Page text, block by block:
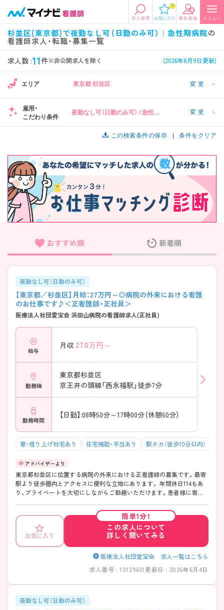
0
杉並区(東京都)で夜勤なし可（日勤のみ可）｜急性期病院の
看護師求人・転職・募集一覧
求人数 :11件※非公開求人を除く (2026年8月9日更新)
エリアから探す
エリアから探す
関東
東海 関西
九州・沖縄
希望の求人条件を選択
条件項目の選択に戻る
資格
施設形態
病院、クリニック・診療所など
担当業務
病棟、外来など
美容外科、
循環器内科など
未経験歓迎、
土日祝休みなど
年収
年収500万円以上など 正社員、契約社員など
フリーワード検索
エリア 東京都 杉並区 変更 ＞
雇用・
こだわり条件
夜勤なし可（日勤のみ可） / 急性期
変更 ＞
この検索条件の保存 条件をクリア
おすすめ順 新着順
夜勤なし可（日勤のみ可）
【東京都／杉並区】月給：27万円～◎病院の外来における看護
のお仕事です♪＜正看護師・正社員＞
医療法人社団愛宝会 浜田山病院の看護師求人(正社員)
給与
月収 27.0万円～
勤務地
東京都杉並区
京王井の頭線「西永福駅」徒歩7分
勤務時間
【日勤】:08時50分～17時00分（休憩60分）
寮・借り上げ社宅あり 住宅補助・手当あり 駅チカ（徒歩10分以内）
東京都杉並区に位置する病院の外来における正看護師の募集です。最寄
駅より徒歩圏内とアクセスに便利な立地にあります。 年間休日114もあ
り、プライベートを大切にしながらご勤務いただけます。患者様に寄り
る方には、面接対策ポイントなど、さらに詳細をご案内しますのでお気軽
にご相談ください！
お気に入り
簡単1分！
この求人について
詳しく聞いてみる
医療法人社団愛宝会 求人一覧はこちら
求人番号 : 10129651 更新日 : 2026年6月4日
夜勤なし可（日勤のみ可）